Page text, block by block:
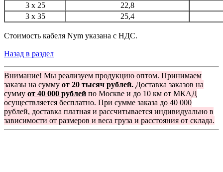
3 x 25
22,8
3 x 35
25,4
Стоимость кабеля Nym указана с НДС.
Назад в раздел
Внимание! Мы реализуем продукцию оптом. Принимаем
заказы на сумму от 20 тысяч рублей. Доставка заказов на
сумму от 40 000 рублей по Москве и до 10 км от МКАД
осуществляется бесплатно. При сумме заказа до 40 000
рублей, доставка платная и рассчитывается индивидуально в
зависимости от размеров и веса груза и расстояния от склада.